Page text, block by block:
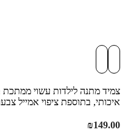
איכותי, בתוספת ציפוי אמייל
₪149.00